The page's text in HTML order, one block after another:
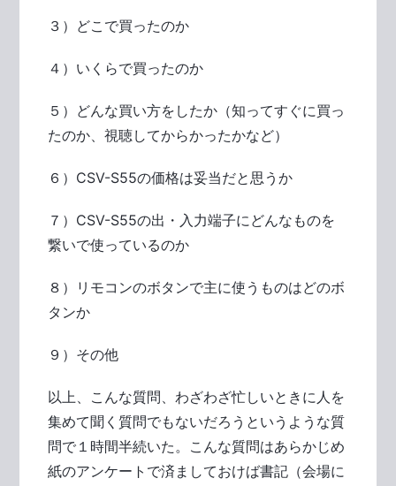
３）どこで買ったのか
４）いくらで買ったのか
５）どんな買い方をしたか（知ってすぐに買っ
たのか、視聴してからかったかなど）
６）CSV-S55の価格は妥当だと思うか
７）CSV-S55の出・入力端子にどんなものを
繋いで使っているのか
８）リモコンのボタンで主に使うものはどのボ
タンか
９）その他
以上、こんな質問、わざわざ忙しいときに人を
集めて聞く質問でもないだろうというような質
問で１時間半続いた。こんな質問はあらかじめ
紙のアンケートで済ましておけば書記（会場に